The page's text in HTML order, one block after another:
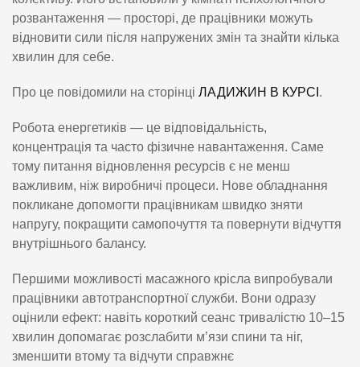
розвантаження — просторі, де працівники можуть
відновити сили після напружених змін та знайти кілька
хвилин для себе.
Про це повідомили на сторінці ЛАДИЖИН В КУРСІ .
Робота енергетиків — це відповідальність,
концентрація та часто фізичне навантаження. Саме
тому питання відновлення ресурсів є не менш
важливим, ніж виробничі процеси. Нове обладнання
покликане допомогти працівникам швидко зняти
напругу, покращити самопочуття та повернути відчуття
внутрішнього балансу.
Першими можливості масажного крісла випробували
працівники автотранспортної служби. Вони одразу
оцінили ефект: навіть короткий сеанс тривалістю 10–15
хвилин допомагає розслабити м’язи спини та ніг,
зменшити втому та відчути справжнє